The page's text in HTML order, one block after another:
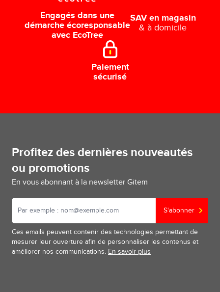
Engagés dans une
démarche écoresponsable
avec EcoTree
SAV en magasin
& à domicile
Paiement
sécurisé
Profitez des dernières nouveautés
ou promotions
En vous abonnant à la newsletter Gitem
S'abonner
Ces emails peuvent contenir des technologies permettant de
mesurer leur ouverture afin de personnaliser les contenus et
améliorer nos communications. En savoir plus